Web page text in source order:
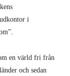
i
en värld fri från
och sedan